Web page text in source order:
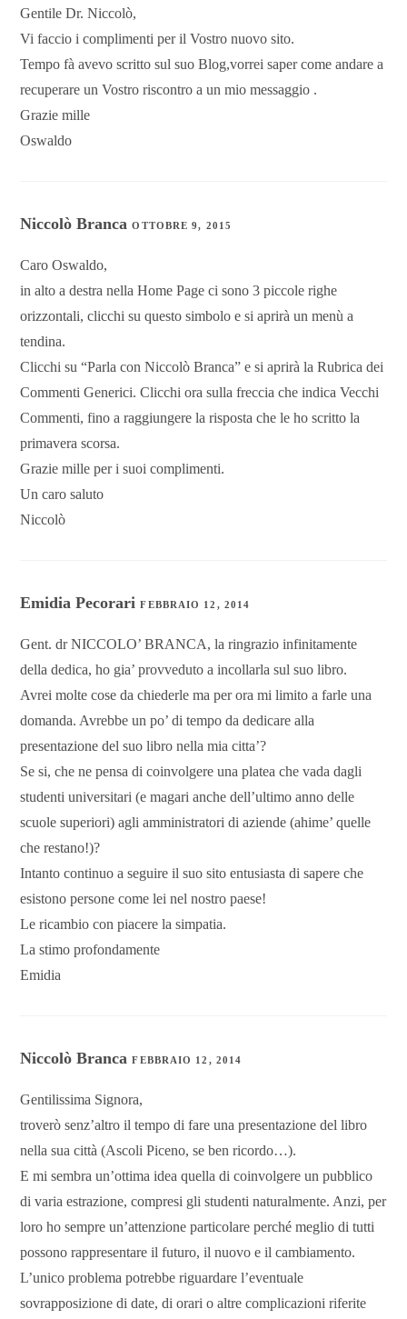
Gentile Dr. Niccolò,
Vi faccio i complimenti per il Vostro nuovo sito.
Tempo fà avevo scritto sul suo Blog,vorrei saper come andare a
recuperare un Vostro riscontro a un mio messaggio .
Grazie mille
Oswaldo
Niccolò BrancaOTTOBRE 9, 2015
Caro Oswaldo,
in alto a destra nella Home Page ci sono 3 piccole righe
orizzontali, clicchi su questo simbolo e si aprirà un menù a
tendina.
Clicchi su “Parla con Niccolò Branca” e si aprirà la Rubrica dei
Commenti Generici. Clicchi ora sulla freccia che indica Vecchi
Commenti, fino a raggiungere la risposta che le ho scritto la
primavera scorsa.
Grazie mille per i suoi complimenti.
Un caro saluto
Niccolò
Emidia PecorariFEBBRAIO 12, 2014
Gent. dr NICCOLO’ BRANCA, la ringrazio infinitamente
della dedica, ho gia’ provveduto a incollarla sul suo libro.
Avrei molte cose da chiederle ma per ora mi limito a farle una
domanda. Avrebbe un po’ di tempo da dedicare alla
presentazione del suo libro nella mia citta’?
Se si, che ne pensa di coinvolgere una platea che vada dagli
studenti universitari (e magari anche dell’ultimo anno delle
scuole superiori) agli amministratori di aziende (ahime’ quelle
che restano!)?
Intanto continuo a seguire il suo sito entusiasta di sapere che
esistono persone come lei nel nostro paese!
Le ricambio con piacere la simpatia.
La stimo profondamente
Emidia
Niccolò BrancaFEBBRAIO 12, 2014
Gentilissima Signora,
troverò senz’altro il tempo di fare una presentazione del libro
nella sua città (Ascoli Piceno, se ben ricordo…).
E mi sembra un’ottima idea quella di coinvolgere un pubblico
di varia estrazione, compresi gli studenti naturalmente. Anzi, per
loro ho sempre un’attenzione particolare perché meglio di tutti
possono rappresentare il futuro, il nuovo e il cambiamento.
L’unico problema potrebbe riguardare l’eventuale
sovrapposizione di date, di orari o altre complicazioni riferite